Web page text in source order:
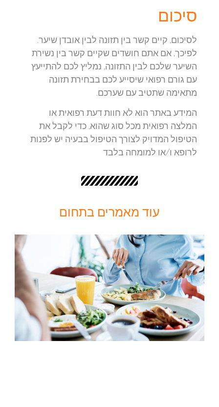
סיכום
לסיכום, קיים קשר בין תזונה לבין אובדן שיער.
לפיכך, אם אתם חושדים שקיים קשר בין נשירת
השיער שלכם לבין התזונה, נמליץ לכם להתייעץ
עם גורם רפואי שיסייע לכם בבחירת תזונה
מתאימה שתטיב עם שערכם.
המידע באתר הוא לא חוות דעת רפואית או
המלצה רפואית מכל סוג שהוא, כדי לקבל את
הטיפול המדויק לצורך הטיפול בבעיה יש לפנות
לרופא ו/או למומחה בלבד
עוד מאמרים בתחום